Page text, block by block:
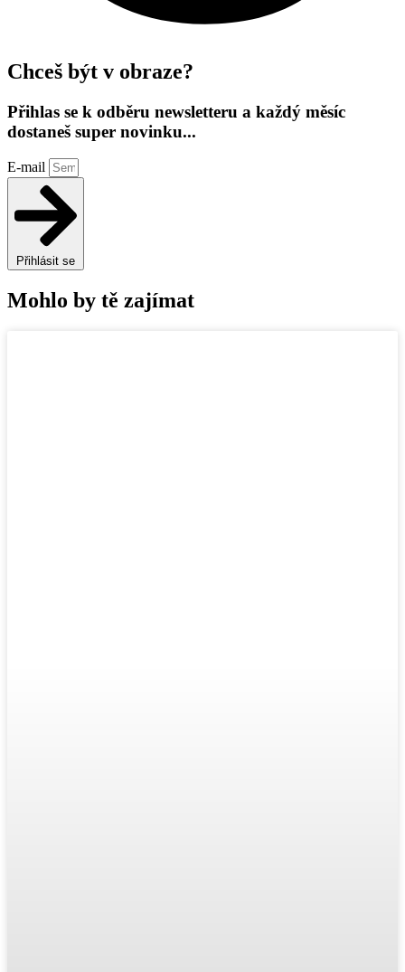
Chceš být v obraze?
Přihlas se k odběru newsletteru a každý měsíc
dostaneš super novinku...
E-mail
Přihlásit se
Mohlo by tě zajímat